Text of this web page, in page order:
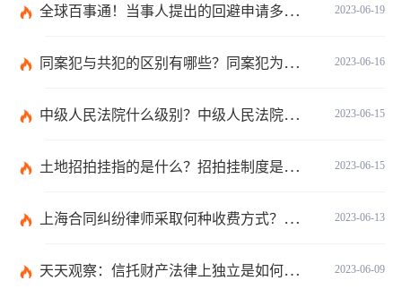
2023-06-19
全球百事通！当事人提出的回避申请多久之内有回复？如何收集交通事故中证据？
2023-06-16
同案犯与共犯的区别有哪些？同案犯为什么需要另案处理？
2023-06-15
中级人民法院什么级别？中级人民法院管辖范围_焦点速讯
2023-06-15
土地招拍挂指的是什么？招拍挂制度是什么？
2023-06-13
上海合同纠纷律师采取何种收费方式？经济纠纷律师采取何种收费方式？
2023-06-09
天天观察：信托财产法律上独立是如何理解的？财产权信托的优点有什么？